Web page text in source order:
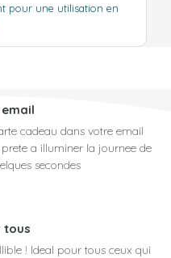
pour une utilisation en
cadeau dans votre email
a illuminer la journee de
secondes
tous
! Ideal pour tous ceux qui